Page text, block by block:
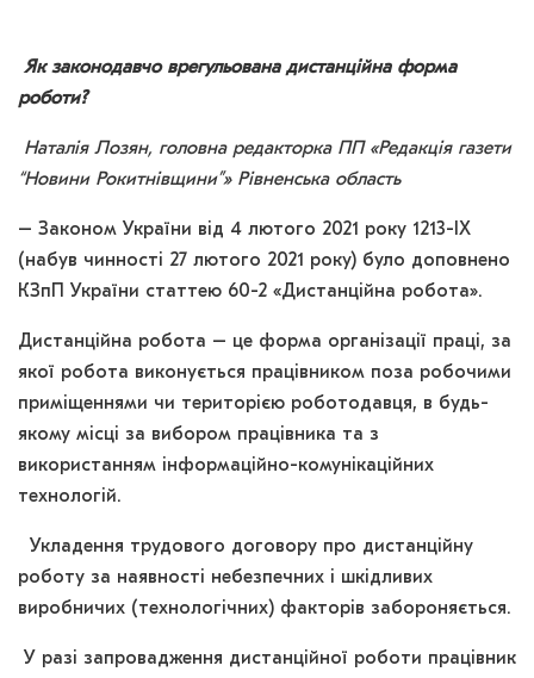
Як законодавчо врегульована дистанційна форма
роботи?
Наталія Лозян, головна редакторка ПП «Редакція газети
“Новини Рокитнівщини”» Рівненська область
– Законом України від 4 лютого 2021 року 1213-ІХ
(набув чинності 27 лютого 2021 року) було доповнено
КЗпП України статтею 60-2 «Дистанційна робота».
Дистанційна робота – це форма організації праці, за
якої робота виконується працівником поза робочими
приміщеннями чи територією роботодавця, в будь-
якому місці за вибором працівника та з
використанням інформаційно-комунікаційних
технологій.
Укладення трудового договору про дистанційну
роботу за наявності небезпечних і шкідливих
виробничих (технологічних) факторів забороняється.
У разі запровадження дистанційної роботи працівник